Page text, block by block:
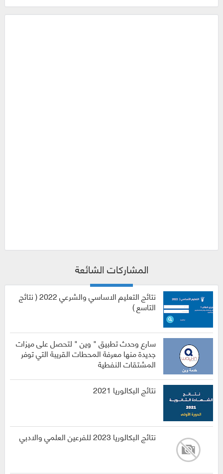
المشاركات الشائعة
نتائج التعليم الاساسي والشرعي 2022 ( نتائج
التاسع )
سارع وحدث تطبيق " وين " لتحصل على ميزات
جديدة منها معرفة المحطات القريبة التي توفر
المشتقات النفطية
نتائج البكالوريا 2021
نتائج البكالوريا 2023 للفرعين العلمي والادبي